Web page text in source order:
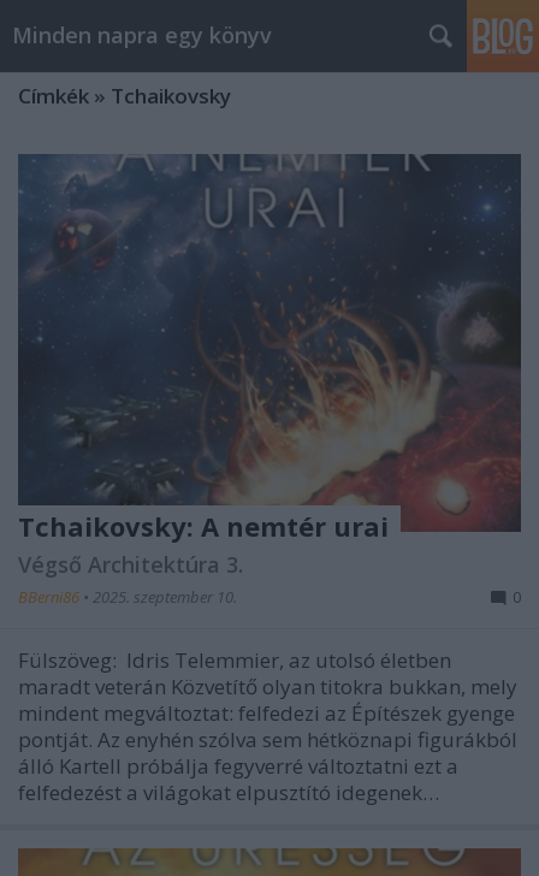
Minden napra egy könyv
Címkék » Tchaikovsky
Tchaikovsky: A nemtér urai
Végső Architektúra 3.
BBerni86 • 2025. szeptember 10. 0
Fülszöveg: Idris Telemmier, az utolsó életben
maradt veterán Közvetítő olyan titokra bukkan, mely
mindent megváltoztat: felfedezi az Építészek gyenge
pontját. Az enyhén szólva sem hétköznapi figurákból
álló Kartell próbálja fegyverré változtatni ezt a
felfedezést a világokat elpusztító idegenek…